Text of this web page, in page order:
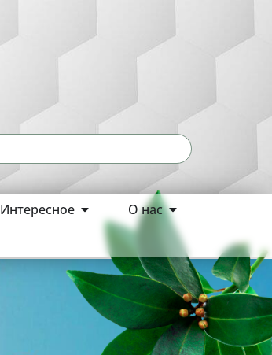
Интересное
О нас